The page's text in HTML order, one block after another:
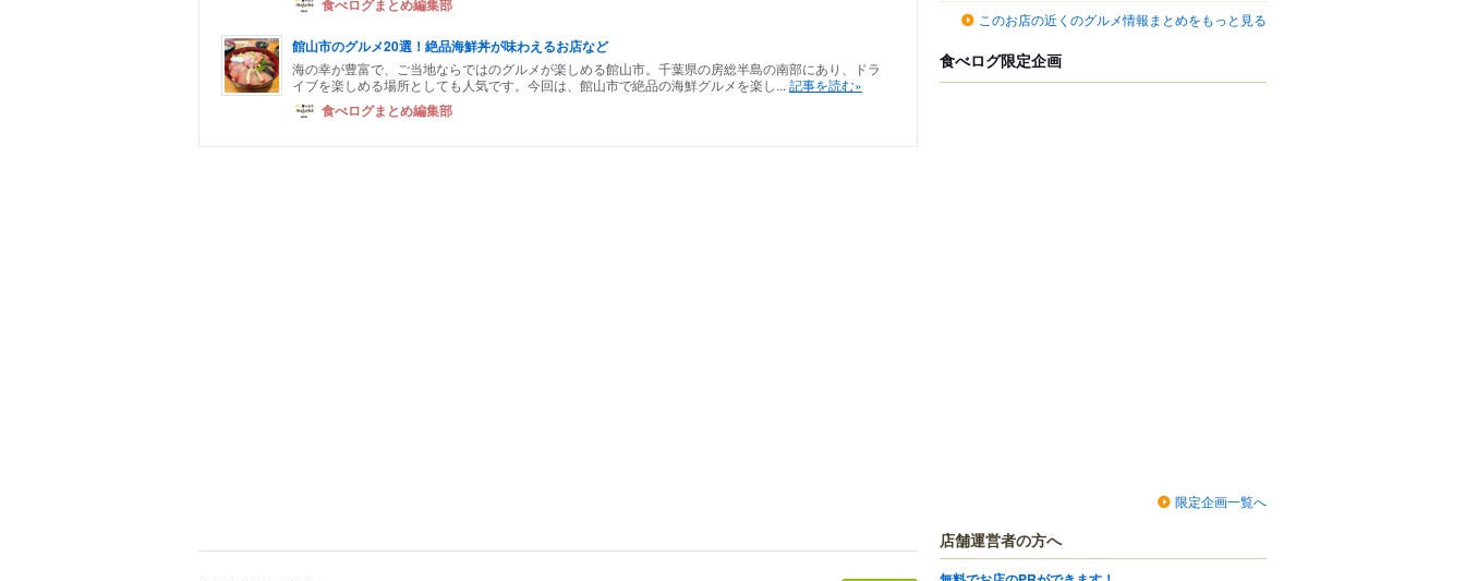
食べログまとめ編集部
館山市のグルメ20選！絶品海鮮丼が味わえるお店など
海の幸が豊富で、ご当地ならではのグルメが楽しめる館山市。千葉県の房総半島の南部にあり、ドラ
イブを楽しめる場所としても人気です。今回は、館山市で絶品の海鮮グルメを楽し... 記事を読む»
食べログまとめ編集部
このお店の近くのグルメ情報まとめをもっと見る
食べログ限定企画
限定企画一覧へ
店舗運営者の方へ